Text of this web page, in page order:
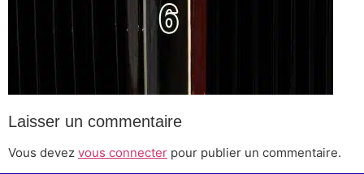
Laisser un commentaire
Vous devez vous connecter pour publier un commentaire.